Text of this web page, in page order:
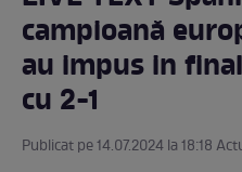
campioană
au impus in
cu 2-1
Publicat pe 14.07.2024 la 18:18